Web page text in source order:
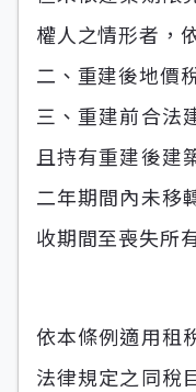
權人之情形者，
二、重建後地價
三、重建前合法
且持有重建後建
二年期間內未移
收期間至喪失所
依本條例適用租
法律規定之同稅